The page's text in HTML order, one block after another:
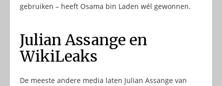
gebruiken – heeft Osama bin Laden wél gewonnen.
Julian Assange en
WikiLeaks
De meeste andere media laten Julian Assange van